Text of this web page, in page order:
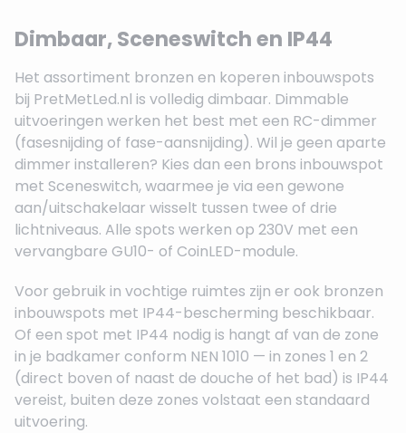
Dimbaar, Sceneswitch en IP44
Het assortiment bronzen en koperen inbouwspots
bij PretMetLed.nl is volledig dimbaar. Dimmable
uitvoeringen werken het best met een RC-dimmer
(fasesnijding of fase-aansnijding). Wil je geen aparte
dimmer installeren? Kies dan een brons inbouwspot
met Sceneswitch, waarmee je via een gewone
aan/uitschakelaar wisselt tussen twee of drie
lichtniveaus. Alle spots werken op 230V met een
vervangbare GU10- of CoinLED-module.
Voor gebruik in vochtige ruimtes zijn er ook bronzen
inbouwspots met IP44-bescherming beschikbaar.
Of een spot met IP44 nodig is hangt af van de zone
in je badkamer conform NEN 1010 — in zones 1 en 2
(direct boven of naast de douche of het bad) is IP44
vereist, buiten deze zones volstaat een standaard
uitvoering.